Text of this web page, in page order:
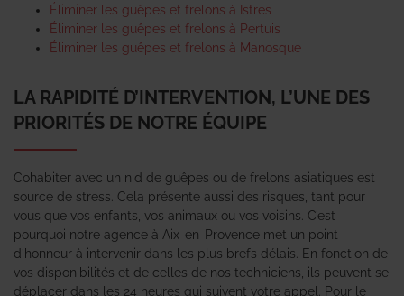
Éliminer les guêpes et frelons à Istres
Éliminer les guêpes et frelons à Pertuis
Éliminer les guêpes et frelons à Manosque
LA RAPIDITÉ D’INTERVENTION, L’UNE DES
PRIORITÉS DE NOTRE ÉQUIPE
Cohabiter avec un nid de guêpes ou de frelons asiatiques est
source de stress. Cela présente aussi des risques, tant pour
vous que vos enfants, vos animaux ou vos voisins. C’est
pourquoi notre agence à Aix-en-Provence met un point
d’honneur à intervenir dans les plus brefs délais. En fonction de
vos disponibilités et de celles de nos techniciens, ils peuvent se
déplacer dans les 24 heures qui suivent votre appel. Pour le